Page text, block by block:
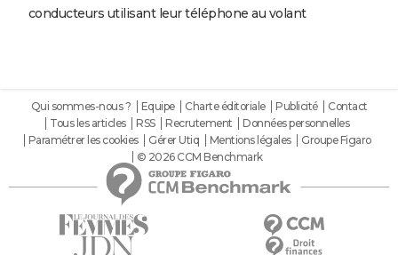
conducteurs utilisant leur téléphone au volant
Qui sommes-nous ? Equipe Charte éditoriale Publicité
Contact
Tous les articles
RSS Recrutement
Données personnelles
Paramétrer les cookies
Gérer Utiq Mentions légales
Groupe Figaro
© 2026 CCM Benchmark